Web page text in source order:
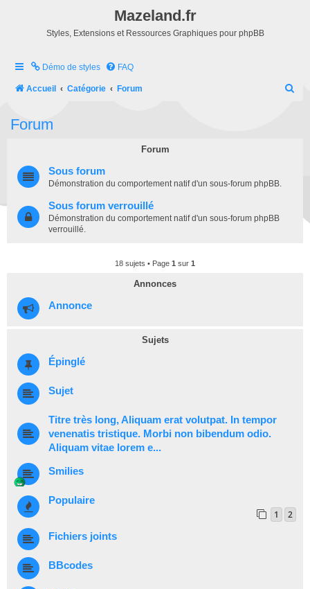
Mazeland.fr
Styles, Extensions et Ressources Graphiques pour phpBB
Démo de styles FAQ
Accueil Catégorie Forum
Forum
Forum
Sous forum
Démonstration du comportement natif d'un sous-forum phpBB.
Sous forum verrouillé
Démonstration du comportement natif d'un sous-forum phpBB
verrouillé.
18 sujets • Page 1 sur 1
Annonces
Annonce
Sujets
Épinglé
Sujet
Titre très long, Aliquam erat volutpat. In tempor
venenatis tristique. Morbi non bibendum odio.
Aliquam vitae lorem e...
Smilies
Populaire
1 2
Fichiers joints
BBcodes